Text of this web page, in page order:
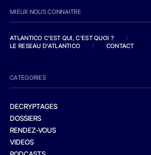
MIEUX NOUS CONNAITRE
ATLANTICO C'EST QUI, C'EST QUOI ?
/
LE RESEAU D'ATLANTICO
/ CONTACT
CATEGORIES
DECRYPTAGES
DOSSIERS
RENDEZ-VOUS
VIDEOS